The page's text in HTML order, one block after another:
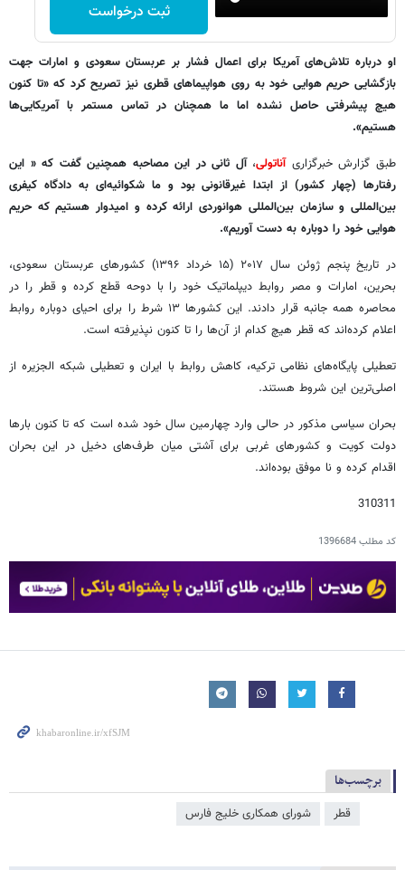
ثبت درخواست
او درباره تلاش‌های آمریکا برای اعمال فشار بر عربستان سعودی و امارات جهت
بازگشایی حریم هوایی خود به روی هواپیماهای قطری نیز تصریح کرد که «تا کنون
هیچ پیشرفتی حاصل نشده اما ما همچنان در تماس مستمر با آمریکایی‌ها
هستیم».
طبق گزارش خبرگزاریآناتولی،آل ثانی در این مصاحبه همچنین گفت که « این
رفتارها (چهار کشور) از ابتدا غیرقانونی بود و ما شکوائیه‌ای به دادگاه کیفری
بین‌المللی و سازمان بین‌المللی هوانوردی ارائه کرده و امیدوار هستیم که حریم
هوایی خود را دوباره به دست آوریم».
در تاریخ پنجم ژوئن سال ۲۰۱۷ (۱۵ خرداد ۱۳۹۶) کشورهای عربستان سعودی،
بحرین، امارات و مصر روابط دیپلماتیک خود را با دوحه قطع کرده و قطر را در
محاصره همه جانبه قرار دادند. این کشورها ۱۳ شرط را برای احیای دوباره روابط
اعلام کرده‌اند که قطر هیچ کدام از آن‌ها را تا کنون نپذیرفته است.
تعطیلی پایگاه‌های نظامی ترکیه، کاهش روابط با ایران و تعطیلی شبکه الجزیره از
اصلی‌ترین این شروط هستند.
بحران سیاسی مذکور در حالی وارد چهارمین سال خود شده است که تا کنون بارها
دولت کویت و کشورهای غربی برای آشتی میان طرف‌های دخیل در این بحران
اقدام کرده و نا موفق بوده‌اند.
310311
کد مطلب1396684
برچسب‌ها
قطر شورای همکاری خلیج فارس